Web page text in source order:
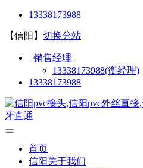
13338173988
【信阳】 切换分站
销售经理
13338173988(衡经理)
13338173988
首页
信阳关于我们